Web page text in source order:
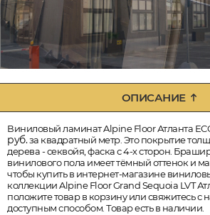
ОПИСАНИЕ
Виниловый ламинат Alpine Floor Атланта
руб.за квадратный метр. Это покрытие
дерева - секвойя, фаска с 4-х сторон.
винилового пола имеет тёмный оттенок и
чтобы купить в интернет-магазине
коллекции Alpine Floor Grand Sequoia LVT
положите товар в корзину или свяжитесь
доступным способом. Товар есть в наличии.